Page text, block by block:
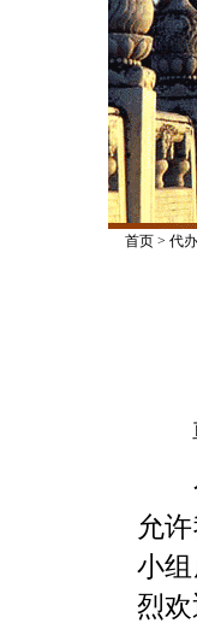
首页> 代
尊
今
允
小
烈欢